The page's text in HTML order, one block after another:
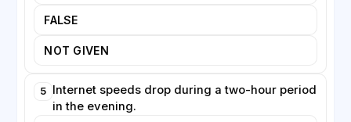
FALSE
NOT GIVEN
5 Internet speeds drop during a two-hour period
in the evening.